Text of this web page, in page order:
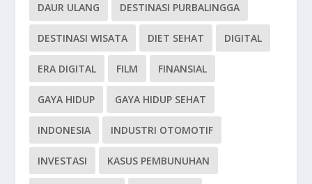
DAUR ULANG DESTINASI PURBALINGGA
DESTINASI WISATA DIET SEHAT DIGITAL
ERA DIGITAL FILM FINANSIAL
GAYA HIDUP GAYA HIDUP SEHAT
INDONESIA INDUSTRI OTOMOTIF
INVESTASI KASUS PEMBUNUHAN